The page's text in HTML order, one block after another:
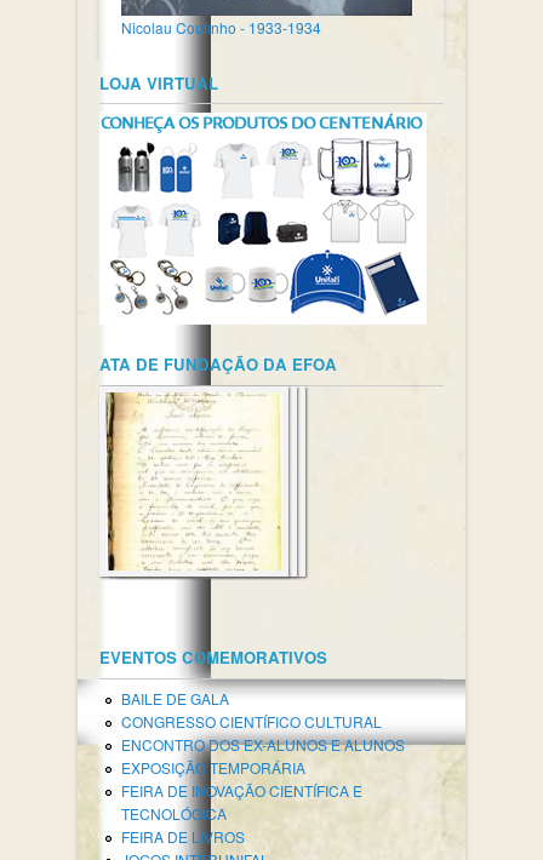
Nicolau Coutinho - 1933-1934
LOJA VIRTUAL
ATA DE FUNDAÇÃO DA EFOA
EVENTOS COMEMORATIVOS
BAILE DE GALA
CONGRESSO CIENTÍFICO CULTURAL
ENCONTRO DOS EX-ALUNOS E ALUNOS
EXPOSIÇÃO TEMPORÁRIA
FEIRA DE INOVAÇÃO CIENTÍFICA E
TECNOLÓGICA
FEIRA DE LIVROS